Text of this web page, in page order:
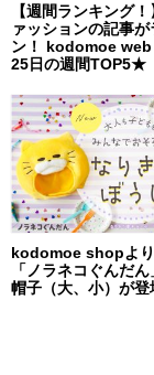
【週間ランキング
ァッションの記事が
ン！ kodomoe web
25日の週間TOP5★
kodomoe shopよ
「ノラネコぐんだ
帽子（大、小）が登